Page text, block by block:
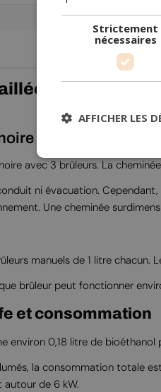
6,0 h
avec 3 brûleurs. La
ni évacuation.
Une cheminée
manuels de 1 litre chacun.
brûleur peut fonctionner
et consommation
environ 0,18 litre de bioéthanol
la consommation totale
de 6 kW.
Strictement
nécessaires
AFFICHER LES